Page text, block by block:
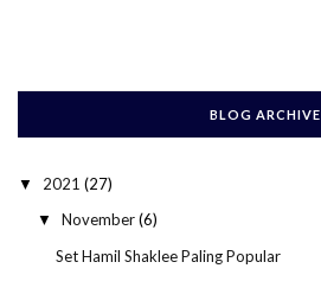
BLOG ARCHIVE
▼ 2021 (27)
▼ November(6)
Set Hamil Shaklee Paling Popular